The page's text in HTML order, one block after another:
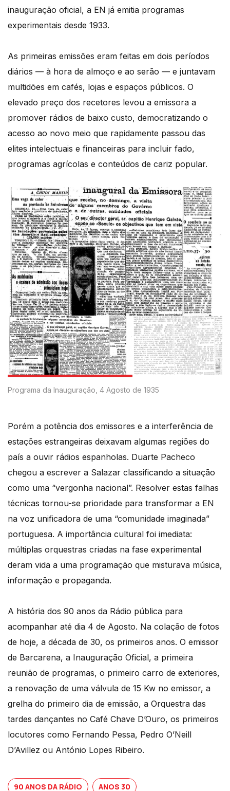
inauguração oficial, a EN já emitia programas
experimentais desde 1933.
As primeiras emissões eram feitas em dois períodos
diários — à hora de almoço e ao serão — e juntavam
multidões em cafés, lojas e espaços públicos. O
elevado preço dos recetores levou a emissora a
promover rádios de baixo custo, democratizando o
acesso ao novo meio que rapidamente passou das
elites intelectuais e financeiras para incluir fado,
programas agrícolas e conteúdos de cariz popular.
Programa da Inauguração, 4 Agosto de 1935
Porém a potência dos emissores e a interferência de
estações estrangeiras deixavam algumas regiões do
país a ouvir rádios espanholas. Duarte Pacheco
chegou a escrever a Salazar classificando a situação
como uma “vergonha nacional”. Resolver estas falhas
técnicas tornou-se prioridade para transformar a EN
na voz unificadora de uma “comunidade imaginada”
portuguesa. A importância cultural foi imediata:
múltiplas orquestras criadas na fase experimental
deram vida a uma programação que misturava música,
informação e propaganda.
A história dos 90 anos da Rádio pública para
acompanhar até dia 4 de Agosto. Na colação de fotos
de hoje, a década de 30, os primeiros anos. O emissor
de Barcarena, a Inauguração Oficial, a primeira
reunião de programas, o primeiro carro de exteriores,
a renovação de uma válvula de 15 Kw no emissor, a
grelha do primeiro dia de emissão, a Orquestra das
tardes dançantes no Café Chave D’Ouro, os primeiros
locutores como Fernando Pessa, Pedro O’Neill
D’Avillez ou António Lopes Ribeiro.
90 ANOS DA RÁDIO ANOS 30